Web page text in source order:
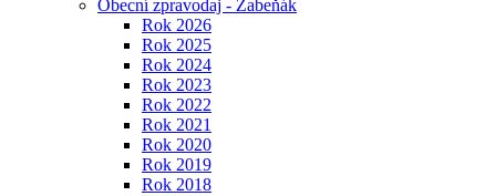
Obecní zpravodaj - Žabeňák
Rok 2026
Rok 2025
Rok 2024
Rok 2023
Rok 2022
Rok 2021
Rok 2020
Rok 2019
Rok 2018